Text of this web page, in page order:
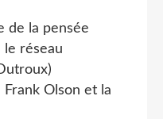
de la pensée
le réseau
Frank Olson et la